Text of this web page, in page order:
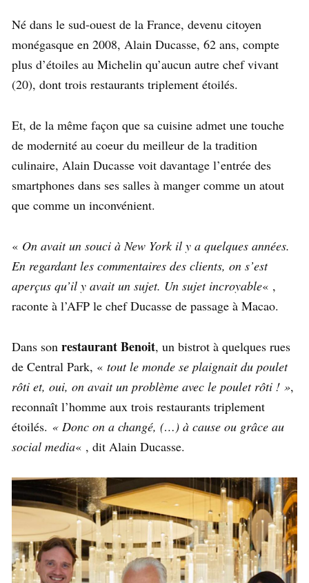
Né dans le sud-ouest de la France, devenu citoyen
monégasque en 2008, Alain Ducasse, 62 ans, compte
plus d’étoiles au Michelin qu’aucun autre chef vivant
(20), dont trois restaurants triplement étoilés.
Et, de la même façon que sa cuisine admet une touche
de modernité au coeur du meilleur de la tradition
culinaire, Alain Ducasse voit davantage l’entrée des
smartphones dans ses salles à manger comme un atout
que comme un inconvénient.
« On avait un souci à New York il y a quelques années.
En regardant les commentaires des clients, on s’est
aperçus qu’il y avait un sujet. Un sujet incroyable« ,
raconte à l’AFP le chef Ducasse de passage à Macao.
Dans son restaurant Benoit, un bistrot à quelques rues
de Central Park, « tout le monde se plaignait du poulet
rôti et, oui, on avait un problème avec le poulet rôti ! »,
reconnaît l’homme aux trois restaurants triplement
étoilés. « Donc on a changé, (…) à cause ou grâce au
social media« , dit Alain Ducasse.